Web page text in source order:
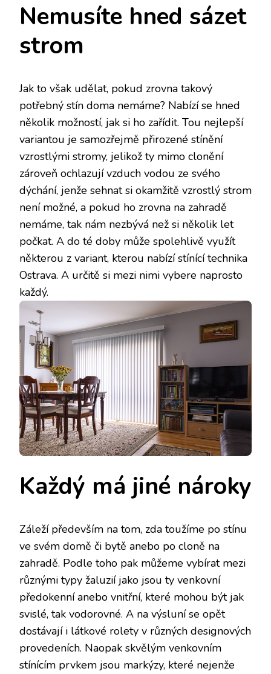
Nemusíte hned sázet
strom
Jak to však udělat, pokud zrovna takový
potřebný stín doma nemáme? Nabízí se hned
několik možností, jak si ho zařídit. Tou nejlepší
variantou je samozřejmě přirozené stínění
vzrostlými stromy, jelikož ty mimo clonění
zároveň ochlazují vzduch vodou ze svého
dýchání, jenže sehnat si okamžitě vzrostlý strom
není možné, a pokud ho zrovna na zahradě
nemáme, tak nám nezbývá než si několik let
počkat. A do té doby může spolehlivě využít
některou z variant, kterou nabízístínící technika
Ostrava. A určitě si mezi nimi vybere naprosto
každý.
Každý má jiné nároky
Záleží především na tom, zda toužíme po stínu
ve svém domě či bytě anebo po cloně na
zahradě. Podle toho pak můžeme vybírat mezi
různými typy žaluzií jako jsou ty venkovní
předokenní anebo vnitřní, které mohou být jak
svislé, tak vodorovné. A na výsluní se opět
dostávají i látkové rolety v různých designových
provedeních. Naopak skvělým venkovním
stínícím prvkem jsou markýzy, které nejenže